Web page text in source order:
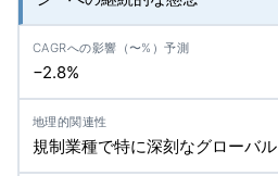
−2.8%
規制業種で特に深刻なグローバル